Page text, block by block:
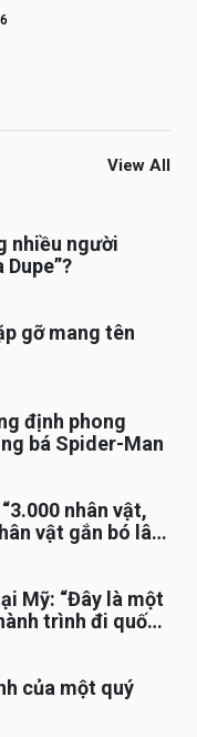
View All
nhiều người
gỡ mang tên
định phong
bá Spider-Man
nhân vật,
vật gắn bó lâu
Mỹ: “Đây là một
trình đi quốc
của một quý